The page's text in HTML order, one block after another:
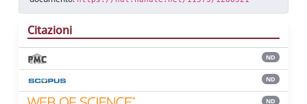
Citazioni
ND
ND
ND